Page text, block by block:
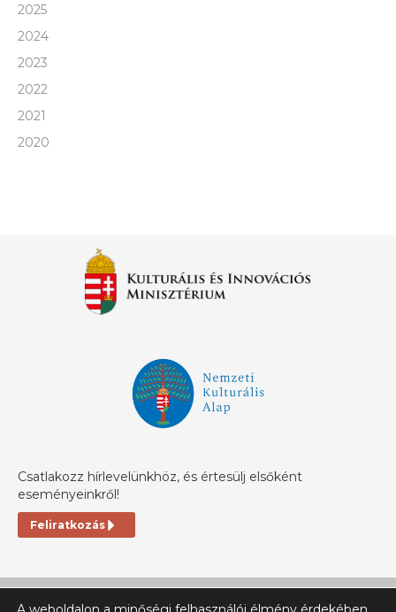
2025
2024
2023
2022
2021
2020
Csatlakozz hírlevelünkhöz, és értesülj elsőként
eseményeinkről!
Feliratkozás